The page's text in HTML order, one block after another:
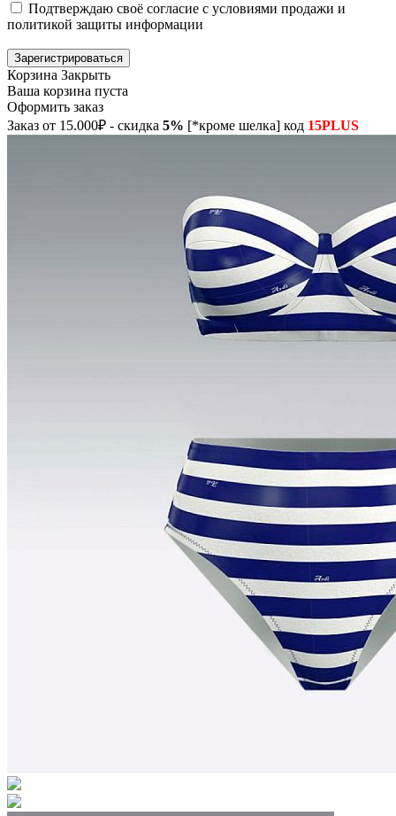
Подтверждаю своё согласие с условиями продажи и
политикой защиты информации
Зарегистрироваться
Корзина Закрыть
Ваша корзина пуста
Оформить заказ
Заказ от 15.000₽ - скидка 5% [*кроме шелка] код 15PLUS